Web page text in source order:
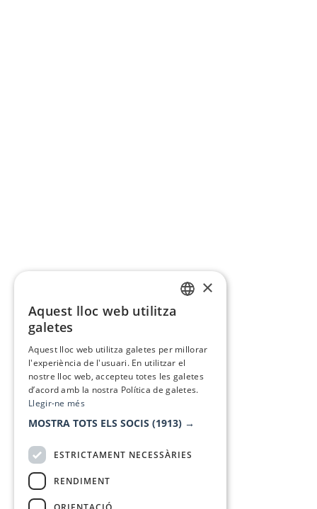
×
Aquest lloc web utilitza
galetes
Aquest lloc web utilitza galetes per millorar
l'experiència de l'usuari. En utilitzar el
nostre lloc web, accepteu totes les galetes
d’acord amb la nostra Política de galetes.
Llegir-ne més
MOSTRA TOTS ELS SOCIS (1913) →
ESTRICTAMENT NECESSÀRIES
RENDIMENT